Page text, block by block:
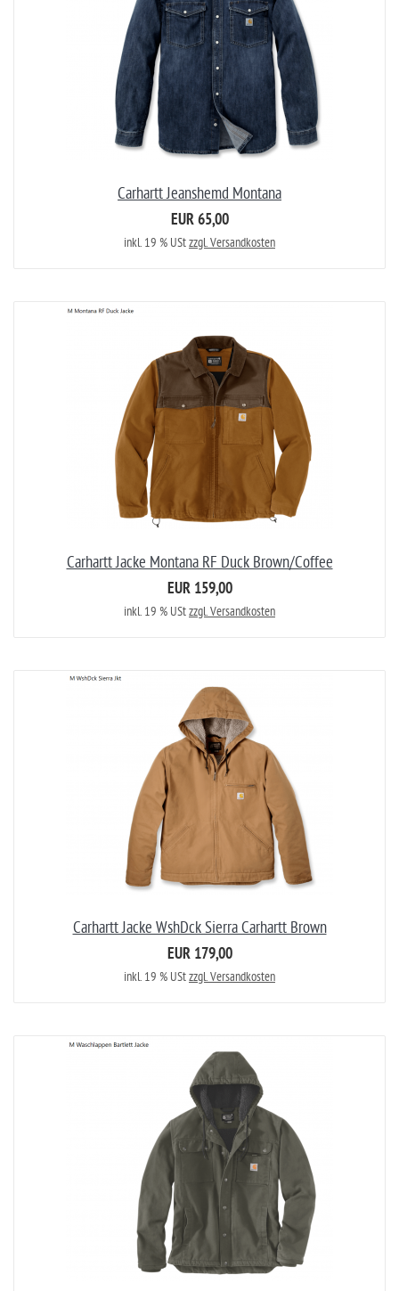
Carhartt Jeanshemd Montana
EUR 65,00
inkl. 19 % UStzzgl. Versandkosten
Carhartt Jacke Montana RF Duck Brown/Coffee
EUR 159,00
inkl. 19 % UStzzgl. Versandkosten
Carhartt Jacke WshDck Sierra Carhartt Brown
EUR 179,00
inkl. 19 % UStzzgl. Versandkosten